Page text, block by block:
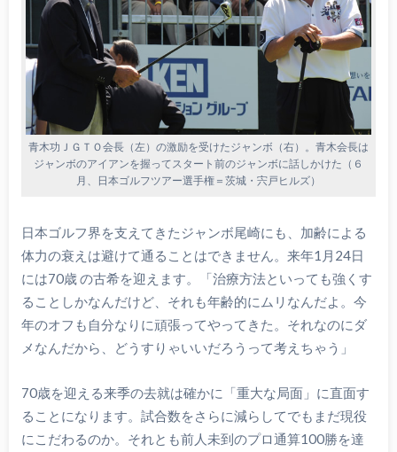
青木功ＪＧＴＯ会長（左）の激励を受けたジャンボ（右）。青木会長は
ジャンボのアイアンを握ってスタート前のジャンボに話しかけた（６
月、日本ゴルフツアー選手権＝茨城・宍戸ヒルズ）
日本ゴルフ界を支えてきたジャンボ尾崎にも、加齢による
体力の衰えは避けて通ることはできません。来年1月24日
には70歳 の古希を迎えます。「治療方法といっても強くす
ることしかなんだけど、それも年齢的にムリなんだよ。今
年のオフも自分なりに頑張ってやってきた。それなのにダ
メなんだから、どうすりゃいいだろうって考えちゃう」
70歳を迎える来季の去就は確かに「重大な局面」に直面す
ることになります。試合数をさらに減らしてでもまだ現役
にこだわるのか。それとも前人未到のプロ通算100勝を達